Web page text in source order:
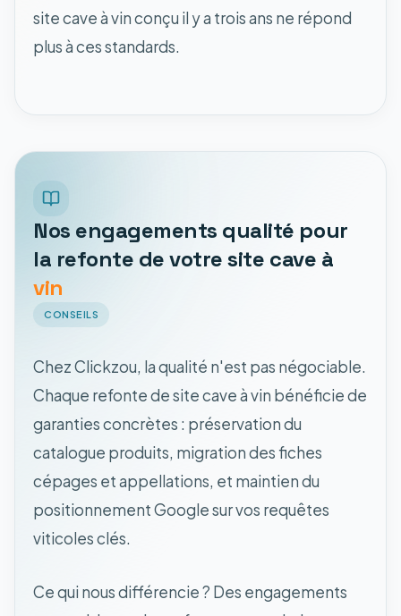
site cave à vin conçu il y a trois ans ne répond
plus à ces standards.
Nos engagements qualité pour
la refonte de votre site cave à
vin
CONSEILS
Chez Clickzou, la qualité n'est pas négociable.
Chaque refonte de site cave à vin bénéficie de
garanties concrètes : préservation du
catalogue produits, migration des fiches
cépages et appellations, et maintien du
positionnement Google sur vos requêtes
viticoles clés.
Ce qui nous différencie ? Des engagements